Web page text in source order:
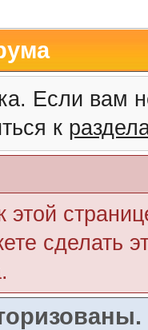
Если вам
к
этой
сделать